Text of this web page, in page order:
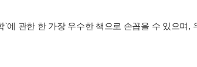
`에 관한 한 가장 우수한 책으로 손꼽을 수 있으며,